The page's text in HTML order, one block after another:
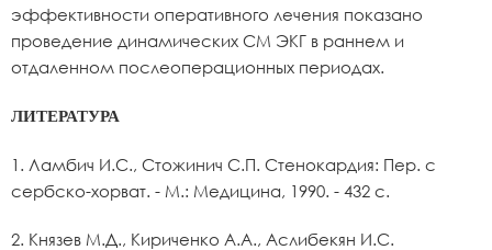
эффективности оперативного лечения показано
проведение динамических СМ ЭКГ в раннем и
отдаленном послеоперационных периодах.
ЛИТЕРАТУРА
1. Ламбич И.С., Стожинич С.П. Стенокардия: Пер. с
сербско-хорват. - М.: Медицина, 1990. - 432 с.
2. Князев М.Д., Кириченко А.А., Аслибекян И.С.